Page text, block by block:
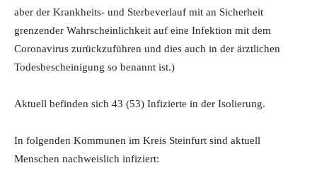
aber der Krankheits- und Sterbeverlauf mit an Sicherheit
grenzender Wahrscheinlichkeit auf eine Infektion mit dem
Coronavirus zurückzuführen und dies auch in der ärztlichen
Todesbescheinigung so benannt ist.)
Aktuell befinden sich 43 (53) Infizierte in der Isolierung.
In folgenden Kommunen im Kreis Steinfurt sind aktuell
Menschen nachweislich infiziert: